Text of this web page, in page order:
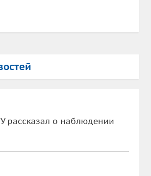
рассказал о наблюдении